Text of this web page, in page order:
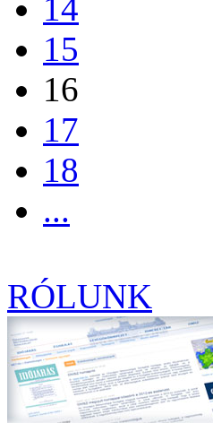
14
15
16
17
18
...
RÓLUNK